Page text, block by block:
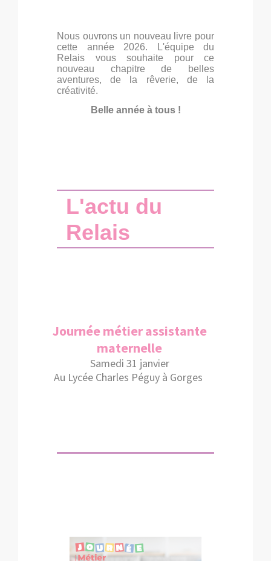
Nous ouvrons un nouveau livre pour
cette année 2026. L'équipe du
Relais vous souhaite pour ce
nouveau chapitre de belles
aventures, de la rêverie, de la
créativité.
Belle année à tous !
L'actu du
Relais
Journée métier assistante
maternelle
Samedi 31 janvier
Au Lycée Charles Péguy à Gorges